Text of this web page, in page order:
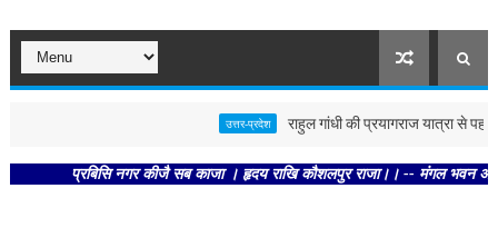
उत्तर-प्रदेश राहुल गांधी की प्रयागराज यात्रा से पहले
प्रबिसि नगर कीजै सब काजा । हृदय राखि कौशलपुर राजा।। -- मंगल भवन अमंगल